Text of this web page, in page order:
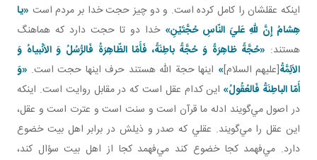
اينکه عقلشان را کامل کرده است. و دو چيز حجت خدا بر مردم است «يا
هِشامُ إِنَّ للّهِ عَليَ النّاسِ حُجَّتَيْنِ» خدا دو تا حجت دارد که هماهنگ
هستند: «حُجَّةً ظاهِرَةً وَ حُجَّةً باطِنَةً، فَأَمّا الظّاهِرَةُ فَالرُّسُلُ وَ الاَنْبياهُ وَ
الاَئِمَّةُ[عليهم السلام]» اينها حجة الله‌ هستند حرف اينها حجت است. «وَ
أَمّا الباطِنَةُ فَالعُقُولُ» اين کدام عقل است که در مقابل روايت است. اينکه
در اصول مي‌گويند ادله ما قرآن است و سنت است و عترت است و عقل،
اين عقل را مي‌گويند. عقلي که صدر و ذيلش در برابر اهل بيت خضوع
دارد. مي‌فهمد کجا خضوع کند مي‌فهمد کجا از اهل بيت سؤال کند،